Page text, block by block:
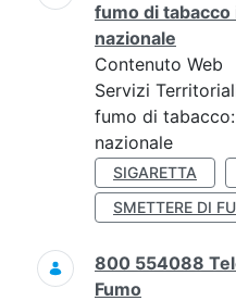
fumo di
nazionale
Contenuto Web
Servizi
fumo di
nazionale
SIGARETTA
SMETTERE DI
800 554088
Fumo